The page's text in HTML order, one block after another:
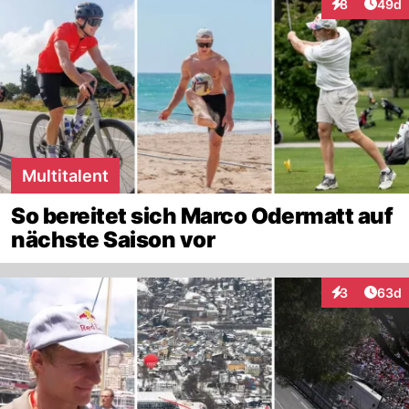
8
Interaktionen
49d
Multitalent
So bereitet sich Marco Odermatt auf
nächste Saison vor
3
Interaktionen
63d